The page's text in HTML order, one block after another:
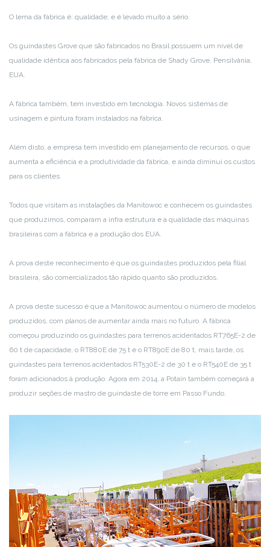
O lema da fábrica é: qualidade; e é levado muito a sério.
Os guindastes Grove que são fabricados no Brasil possuem um nível de
qualidade idêntica aos fabricados pela fábrica de Shady Grove, Pensilvânia,
EUA.
A fábrica também, tem investido em tecnologia. Novos sistemas de
usinagem e pintura foram instalados na fábrica.
Além disto, a empresa tem investido em planejamento de recursos, o que
aumenta a eficiência e a produtividade da fábrica, e ainda diminui os custos
para os clientes.
Todos que visitam as instalações da Manitowoc e conhecem os guindastes
que produzimos, comparam a infra estrutura e a qualidade das máquinas
brasileiras com a fábrica e a produção dos EUA.
A prova deste reconhecimento é que os guindastes produzidos pela filial
brasileira, são comercializados tão rápido quanto são produzidos.
A prova deste sucesso é que a Manitowoc aumentou o número de modelos
produzidos, com planos de aumentar ainda mais no futuro. A fábrica
começou produzindo os guindastes para terrenos acidentados RT765E-2 de
60 t de capacidade, o RT880E de 75 t e o RT890E de 80 t, mais tarde, os
guindastes para terrenos acidentados RT530E-2 de 30 t e o RT540E de 35 t
foram adicionados à produção. Agora em 2014, a Potain também começará a
produzir seções de mastro de guindaste de torre em Passo Fundo.